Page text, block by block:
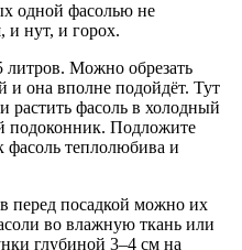
одной фасолью не
и нут, и горох.
литров. Можно обрезать
и она вполне подойдёт. Тут
растить фасоль в холодный
подоконник. Подложите
фасоль теплолюбива и
перед посадкой можно их
во влажную ткань или
глубиной 3–4 см на